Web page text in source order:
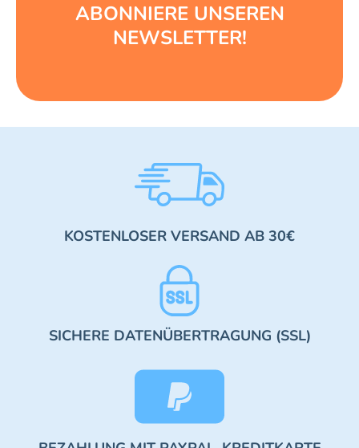
ABONNIERE UNSEREN
NEWSLETTER!
KOSTENLOSER VERSAND AB 30€
SICHERE DATENÜBERTRAGUNG (SSL)